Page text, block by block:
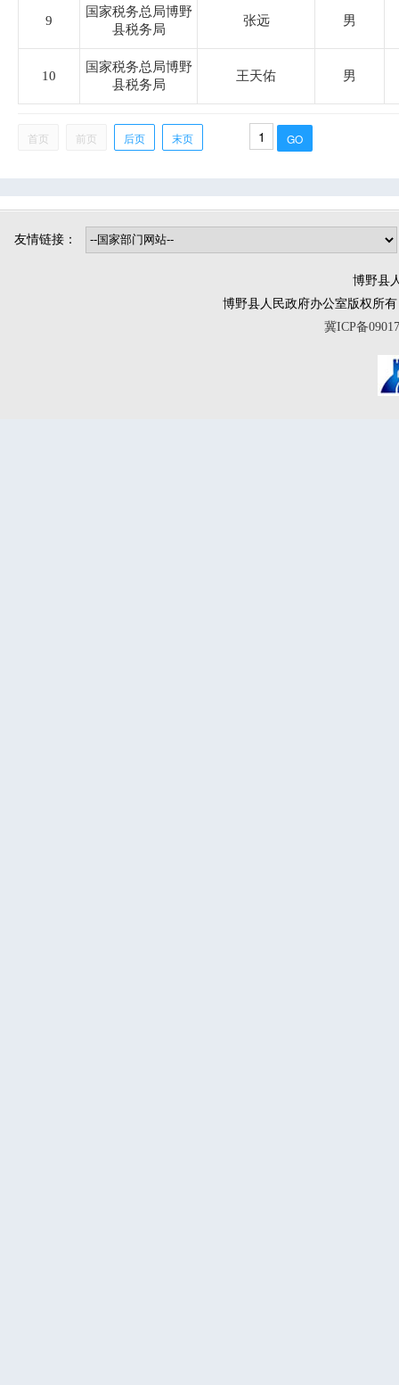
9
国家税务总局博野
县税务局
张远 男
10
国家税务总局博野
县税务局
王天佑 男
首页 前页 后页 末页